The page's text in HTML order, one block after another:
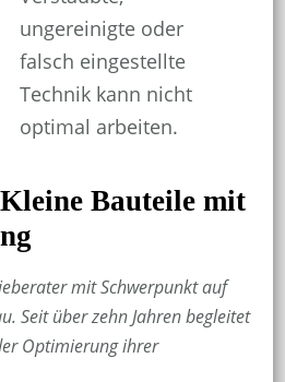
ungereinigte oder
falsch eingestellte
Technik kann nicht
optimal arbeiten.
Bauteile mit
mit Schwerpunkt auf
Seit über zehn Jahren begleitet
Optimierung ihrer